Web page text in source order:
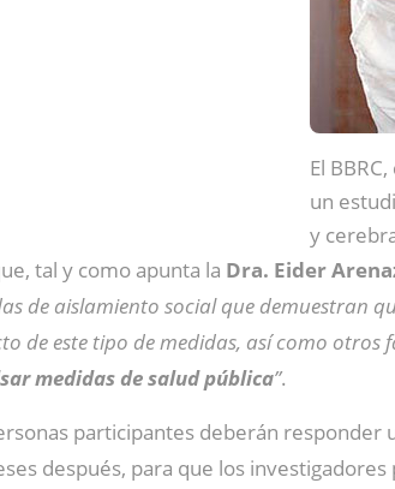
El
un
y
tal y como apunta la Dra. Eider
de aislamiento social que demuestran
de este tipo de medidas, así como
medidas de salud pública”.
participantes deberán responder
después, para que los